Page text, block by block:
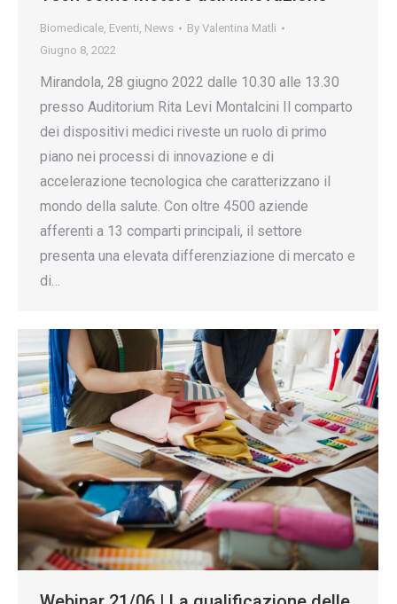
Biomedicale, Eventi, News By Valentina Matli
Giugno 8, 2022
Mirandola, 28 giugno 2022 dalle 10.30 alle 13.30
presso Auditorium Rita Levi Montalcini Il comparto
dei dispositivi medici riveste un ruolo di primo
piano nei processi di innovazione e di
accelerazione tecnologica che caratterizzano il
mondo della salute. Con oltre 4500 aziende
afferenti a 13 comparti principali, il settore
presenta una elevata differenziazione di mercato e
di…